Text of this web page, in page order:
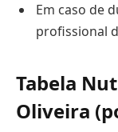
Em caso de
profissional
Tabela
Oliveira